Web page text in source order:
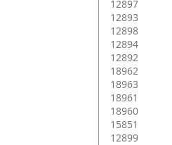
12897
12893
12898
12894
12892
18962
18963
18961
18960
15851
12899